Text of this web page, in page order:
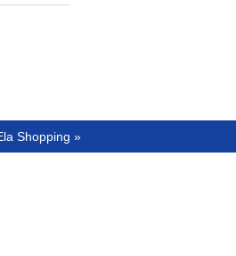
Shopping »